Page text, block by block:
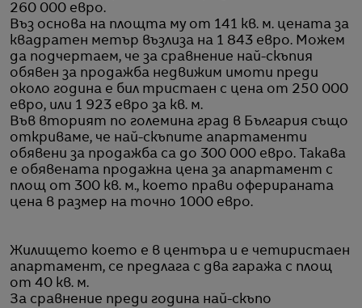
260 000 евро.
Въз основа на площта му от 141 кв. м. цената за
квадратен метър възлиза на 1 843 евро. Можем
да подчертаем, че за сравнение най-скъпия
обявен за продажба недвижим имоти преди
около година е бил тристаен с цена от 250 000
евро, или 1 923 евро за кв. м.
Във вторият по големина град в България също
откриваме, че най-скъпите апартаменти
обявени за продажба са до 300 000 евро. Такава
е обявената продажна цена за апартамент с
площ от 300 кв. м., което прави оферираната
цена в размер на точно 1000 евро.
Жилището което е в центъра и е четиристаен
апартамент, се предлага с два гаража с площ
от 40 кв. м.
За сравнение преди година най-скъпо